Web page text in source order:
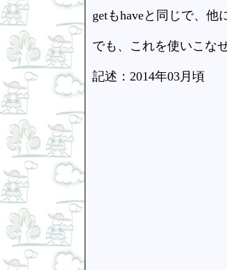
getもhaveと同じで、他
でも、これを使いこな
記述：2014年03月頃